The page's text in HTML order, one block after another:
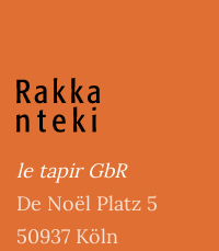
le tapir GbR
De Noël Platz 5
50937 Köln